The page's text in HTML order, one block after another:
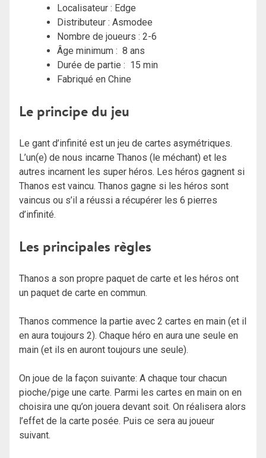
Localisateur : Edge
Distributeur : Asmodee
Nombre de joueurs : 2-6
Âge minimum : 8 ans
Durée de partie : 15 min
Fabriqué en Chine
Le principe du jeu
Le gant d’infinité est un jeu de cartes asymétriques.
L’un(e) de nous incarne Thanos (le méchant) et les
autres incarnent les super héros. Les héros gagnent si
Thanos est vaincu. Thanos gagne si les héros sont
vaincus ou s’il a réussi a récupérer les 6 pierres
d’infinité.
Les principales règles
Thanos a son propre paquet de carte et les héros ont
un paquet de carte en commun.
Thanos commence la partie avec 2 cartes en main (et il
en aura toujours 2). Chaque héro en aura une seule en
main (et ils en auront toujours une seule).
On joue de la façon suivante: A chaque tour chacun
pioche/pige une carte. Parmi les cartes en main on en
choisira une qu’on jouera devant soit. On réalisera alors
l’effet de la carte posée. Puis ce sera au joueur
suivant.